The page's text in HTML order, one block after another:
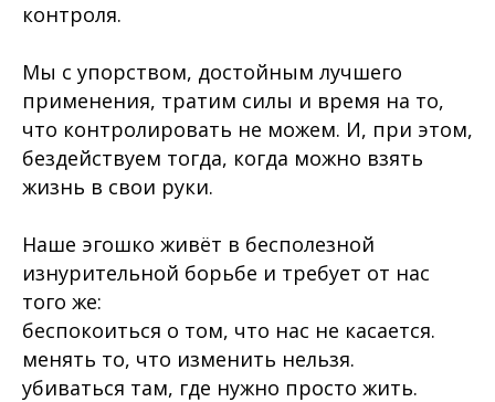
контроля.
Мы с упорством, достойным лучшего
применения, тратим силы и время на то,
что контролировать не можем. И, при этом,
бездействуем тогда, когда можно взять
жизнь в свои руки.
Наше эгошко живёт в бесполезной
изнурительной борьбе и требует от нас
того же:
беспокоиться о том, что нас не касается.
менять то, что изменить нельзя.
убиваться там, где нужно просто жить.